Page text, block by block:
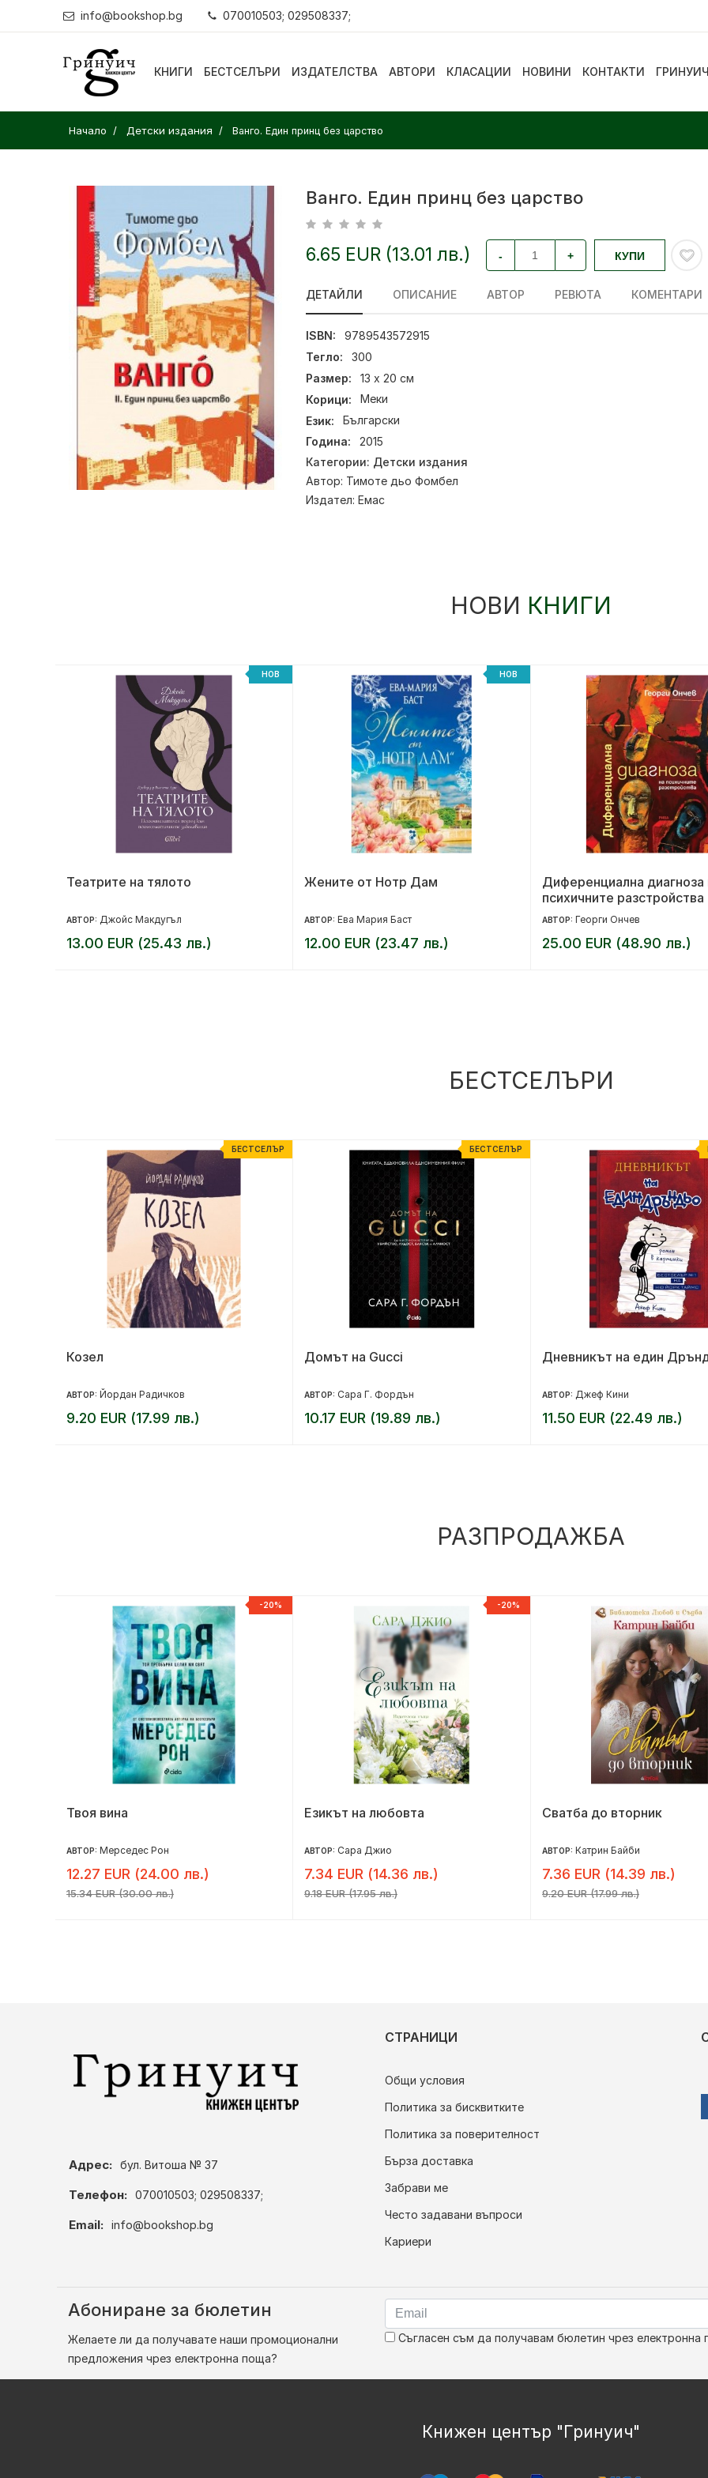
info@bookshop.bg 070010503; 029508337;
КНИГИ БЕСТСЕЛЪРИ ИЗДАТЕЛСТВА АВТОРИ КЛАСАЦИИ НОВИНИ КОНТАКТИ ГРИНУИЧ
Начало Детски издания Ванго. Един принц без царство
Ванго. Един принц без царство
6.65 EUR (13.01 лв.) - + КУПИ
ДЕТАЙЛИ ОПИСАНИЕ АВТОР РЕВЮТА КОМЕНТАРИ
ISBN:
9789543572915
Тегло:
300
Размер:
13 х 20 см
Корици:
Меки
Език:
Български
Година:
2015
Категории: Детски издания
Автор: Тимоте дьо Фомбел
Издател: Емас
НОВИ КНИГИ
НОВ
Театрите на тялото
АВТОР: Джойс Макдугъл
13.00 EUR (25.43 лв.)
НОВ
Жените от Нотр Дам
АВТОР: Ева Мария Баст
12.00 EUR (23.47 лв.)
Диференциална диагноза
психичните разстройства
АВТОР: Георги Ончев
25.00 EUR (48.90 лв.)
БЕСТСЕЛЪРИ
БЕСТСЕЛЪР
Козел
АВТОР: Йордан Радичков
9.20 EUR (17.99 лв.)
БЕСТСЕЛЪР
Домът на Gucci
АВТОР: Сара Г. Фордън
10.17 EUR (19.89 лв.)
Дневникът на един
АВТОР: Джеф Кини
11.50 EUR (22.49 лв.)
РАЗПРОДАЖБА
-20%
Твоя вина
АВТОР: Мерседес Рон
12.27 EUR (24.00 лв.)
15.34 EUR (30.00 лв.)
-20%
Езикът на любовта
АВТОР: Сара Джио
7.34 EUR (14.36 лв.)
9.18 EUR (17.95 лв.)
Сватба до вторник
АВТОР: Катрин Байби
7.36 EUR (14.39 лв.)
9.20 EUR (17.99 лв.)
Адрес: бул. Витоша № 37
Телефон: 070010503; 029508337;
Email: info@bookshop.bg
СТРАНИЦИ
Общи условия
Политика за бисквитките
Политика за поверителност
Бърза доставка
Забрави ме
Често задавани въпроси
Кариери
Абониране за бюлетин
Желаете ли да получавате наши промоционални
предложения чрез електронна поща?
Съгласен съм да получавам бюлетин чрез електронна
Книжен център "Гринуич"